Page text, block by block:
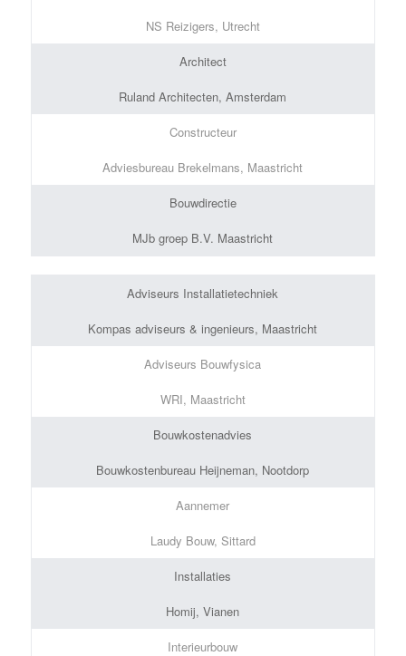
NS Reizigers, Utrecht
Architect
Ruland Architecten, Amsterdam
Constructeur
Adviesbureau Brekelmans, Maastricht
Bouwdirectie
MJb groep B.V. Maastricht
Adviseurs Installatietechniek
Kompas adviseurs & ingenieurs, Maastricht
Adviseurs Bouwfysica
WRI, Maastricht
Bouwkostenadvies
Bouwkostenbureau Heijneman, Nootdorp
Aannemer
Laudy Bouw, Sittard
Installaties
Homij, Vianen
Interieurbouw